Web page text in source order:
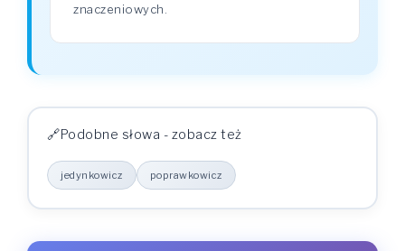
znaczeniowych.
Podobne słowa - zobacz też
jedynkowicz poprawkowicz